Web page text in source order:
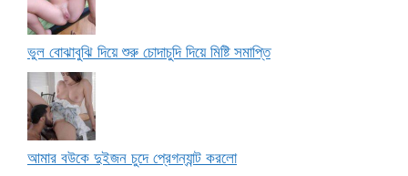
ভুল বোঝাবুঝি দিয়ে শুরু চোদাচুদি দিয়ে মিষ্টি সমাপ্তি
আমার বউকে দুইজন চুদে প্রেগন্যান্ট করলো